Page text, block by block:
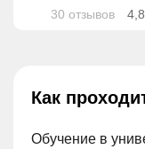
30 отзывов
4,8
Как
Обучение в